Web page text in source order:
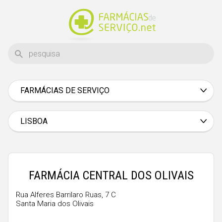
FARMÁCIAS DE SERVIÇO
Braga
Bragança
Castelo Branco
Évora
LISBOA
FARMÁCIA CENTRAL DOS OLIVAIS
Rua Alferes Barrilaro Ruas, 7 C
Santa Maria dos Olivais